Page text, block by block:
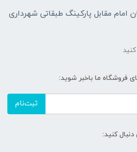
امام مقابل پارکینگ طبقاتی شهرداری
فروشگاه ما باخبر شوید:
ثبت‌نام
کنید: